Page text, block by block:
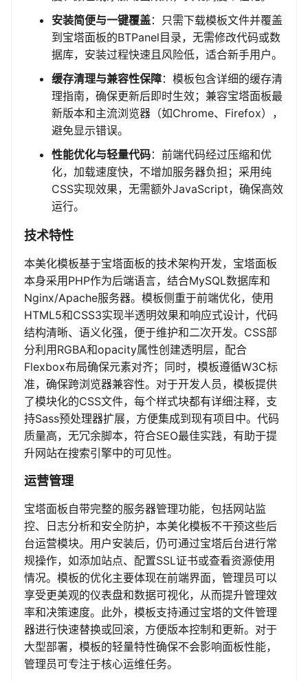
安装简便与一键覆盖：只需下载模板文件并覆盖
到宝塔面板的BTPanel目录，无需修改代码或数
据库，安装过程快速且风险低，适合新手用户。
缓存清理与兼容性保障：模板包含详细的缓存清
理指南，确保更新后即时生效；兼容宝塔面板最
新版本和主流浏览器（如Chrome、Firefox），
避免显示错误。
性能优化与轻量代码：前端代码经过压缩和优
化，加载速度快，不增加服务器负担；采用纯
CSS实现效果，无需额外JavaScript，确保高效
运行。
技术特性
本美化模板基于宝塔面板的技术架构开发，宝塔面板
本身采用PHP作为后端语言，结合MySQL数据库和
Nginx/Apache服务器。模板侧重于前端优化，使用
HTML5和CSS3实现半透明效果和响应式设计，代码
结构清晰、语义化强，便于维护和二次开发。CSS部
分利用RGBA和opacity属性创建透明层，配合
Flexbox布局确保元素对齐；同时，模板遵循W3C标
准，确保跨浏览器兼容性。对于开发人员，模板提供
了模块化的CSS文件，每个样式块都有详细注释，支
持Sass预处理器扩展，方便集成到现有项目中。代码
质量高，无冗余脚本，符合SEO最佳实践，有助于提
升网站在搜索引擎中的可见性。
运营管理
宝塔面板自带完整的服务器管理功能，包括网站监
控、日志分析和安全防护，本美化模板不干预这些后
台运营模块。用户安装后，仍可通过宝塔后台进行常
规操作，如添加站点、配置SSL证书或查看资源使用
情况。模板的优化主要体现在前端界面，管理员可以
享受更美观的仪表盘和数据可视化，从而提升管理效
率和决策速度。此外，模板支持通过宝塔的文件管理
器进行快速替换或回滚，方便版本控制和更新。对于
大型部署，模板的轻量特性确保不会影响面板性能，
管理员可专注于核心运维任务。